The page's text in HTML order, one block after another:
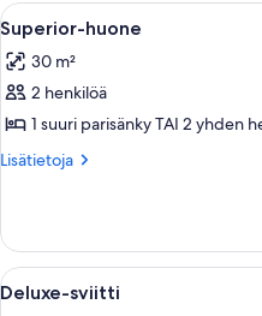
Avaa
kaikki
huonetyypin
Superior-
huone
kuvat
4
Superior-huone
30 m²
2 henkilöä
1 suuri parisänky TAI 2 yhden
Lisätietoja
Lisätietoja
Avaa
kaikki
5
Deluxe-sviitti